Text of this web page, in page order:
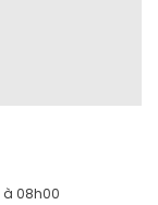
à 08h00